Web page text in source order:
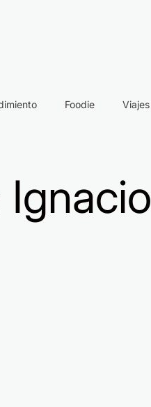
Foodie Viajes